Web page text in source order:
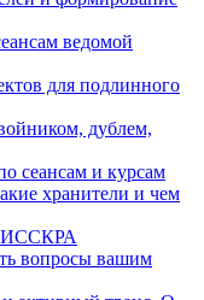
ведомой
для подлинного
дублем,
сеансам и курсам
хранители и чем
вопросы вашим